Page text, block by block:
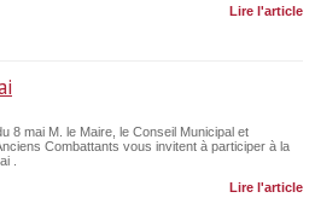
Lire l'article
8 mai M. le Maire, le Conseil Municipal et
Combattants vous invitent à participer à la
.
Lire l'article